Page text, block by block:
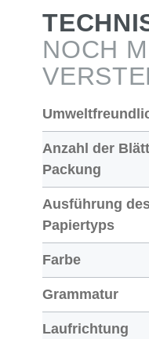
NOCH
Anzahl der
Packung
Ausführung
Papiertyps
Farbe
Grammatur
Laufrichtung